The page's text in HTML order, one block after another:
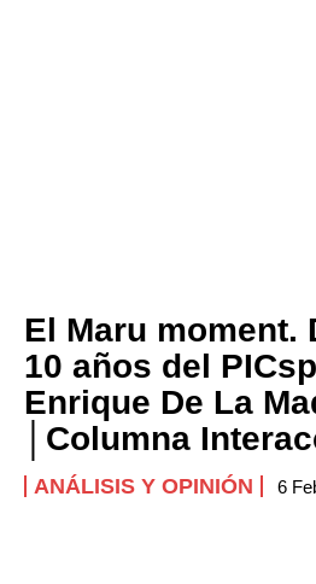
El Maru moment.
10 años del
Enrique De La
│Columna
ANÁLISIS Y OPINIÓN 6